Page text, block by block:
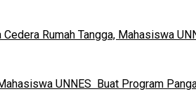
Rumah Tangga, Mahasiswa
UNNES Buat Program